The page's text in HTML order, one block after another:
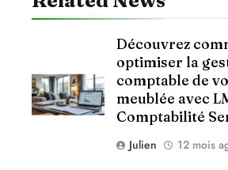
Découvrez
optimiser la
comptable de
meublée avec
Comptabilité
Julien 12 mois